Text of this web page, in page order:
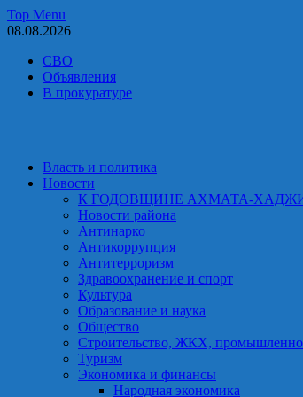
Skip
to
Top Menu
08.08.2026
СВО
Объявления
В прокуратуре
Власть и политика
Новости
К ГОДОВЩИНЕ АХМАТА-
Новости района
Антинарко
Антикоррупция
Антитерроризм
Здравоохранение и спорт
Культура
Образование и наука
Общество
Строительство, ЖКХ,
Туризм
Экономика и финансы
Народная экономика